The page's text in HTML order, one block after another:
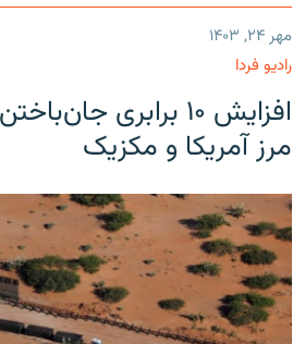
مهر ۲۴, ۱۴۰۳
رادیو فردا
افزایش ۱۰ برابری
مرز آمریکا و مکزیک